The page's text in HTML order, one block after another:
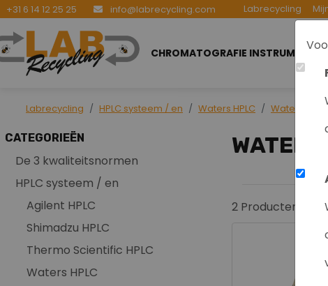
+31 6 14 12 25 25 info@labrecycling.com Labrecycling
CHROMATOGRAFIE INSTRUMENTEN
Labrecycling HPLC systeem / en Waters HPLC Waters
WATERS
2 Producten
CATEGORIEËN
De 3 kwaliteitsnormen
HPLC systeem / en
Agilent HPLC
Shimadzu HPLC
Thermo Scientific HPLC
Waters HPLC